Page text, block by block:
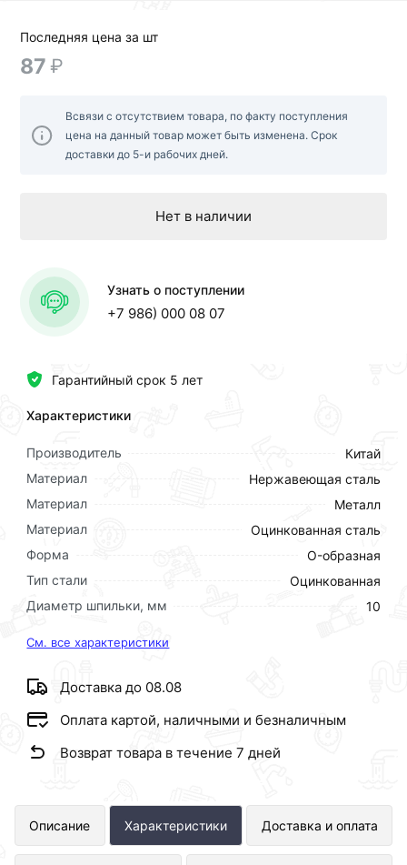
Гарантийный срок 5 лет
Характеристики
Производитель
Китай
Материал
Нержавеющая сталь
Материал
Металл
Материал
Оцинкованная сталь
Форма
O-образная
Тип стали
Оцинкованная
Диаметр шпильки, мм
10
См. все характеристики
Доставка до 08.08
Оплата картой, наличными и безналичным
Возврат товара в течение 7 дней
Последняя цена за шт
87 ₽
Всвязи с отсутствием товара, по факту поступления
цена на данный товар может быть изменена. Срок
доставки до 5-и рабочих дней.
Нет в наличии
Узнать о поступлении
+7 986) 000 08 07
Описание Характеристики Доставка и оплата
Хомут металлический с резинкой 4*
(110-115)уп45 представлен в